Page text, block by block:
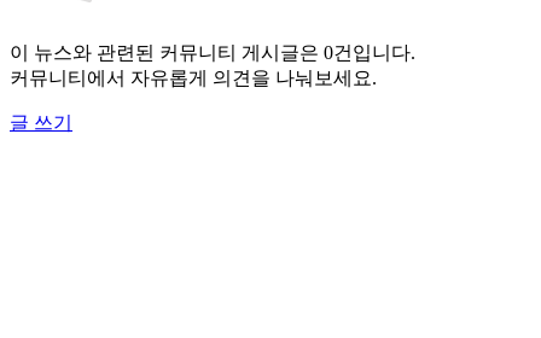
이 뉴스와 관련된 커뮤니티 게시글은 0건입니다.
커뮤니티에서 자유롭게 의견을 나눠보세요.
글 쓰기